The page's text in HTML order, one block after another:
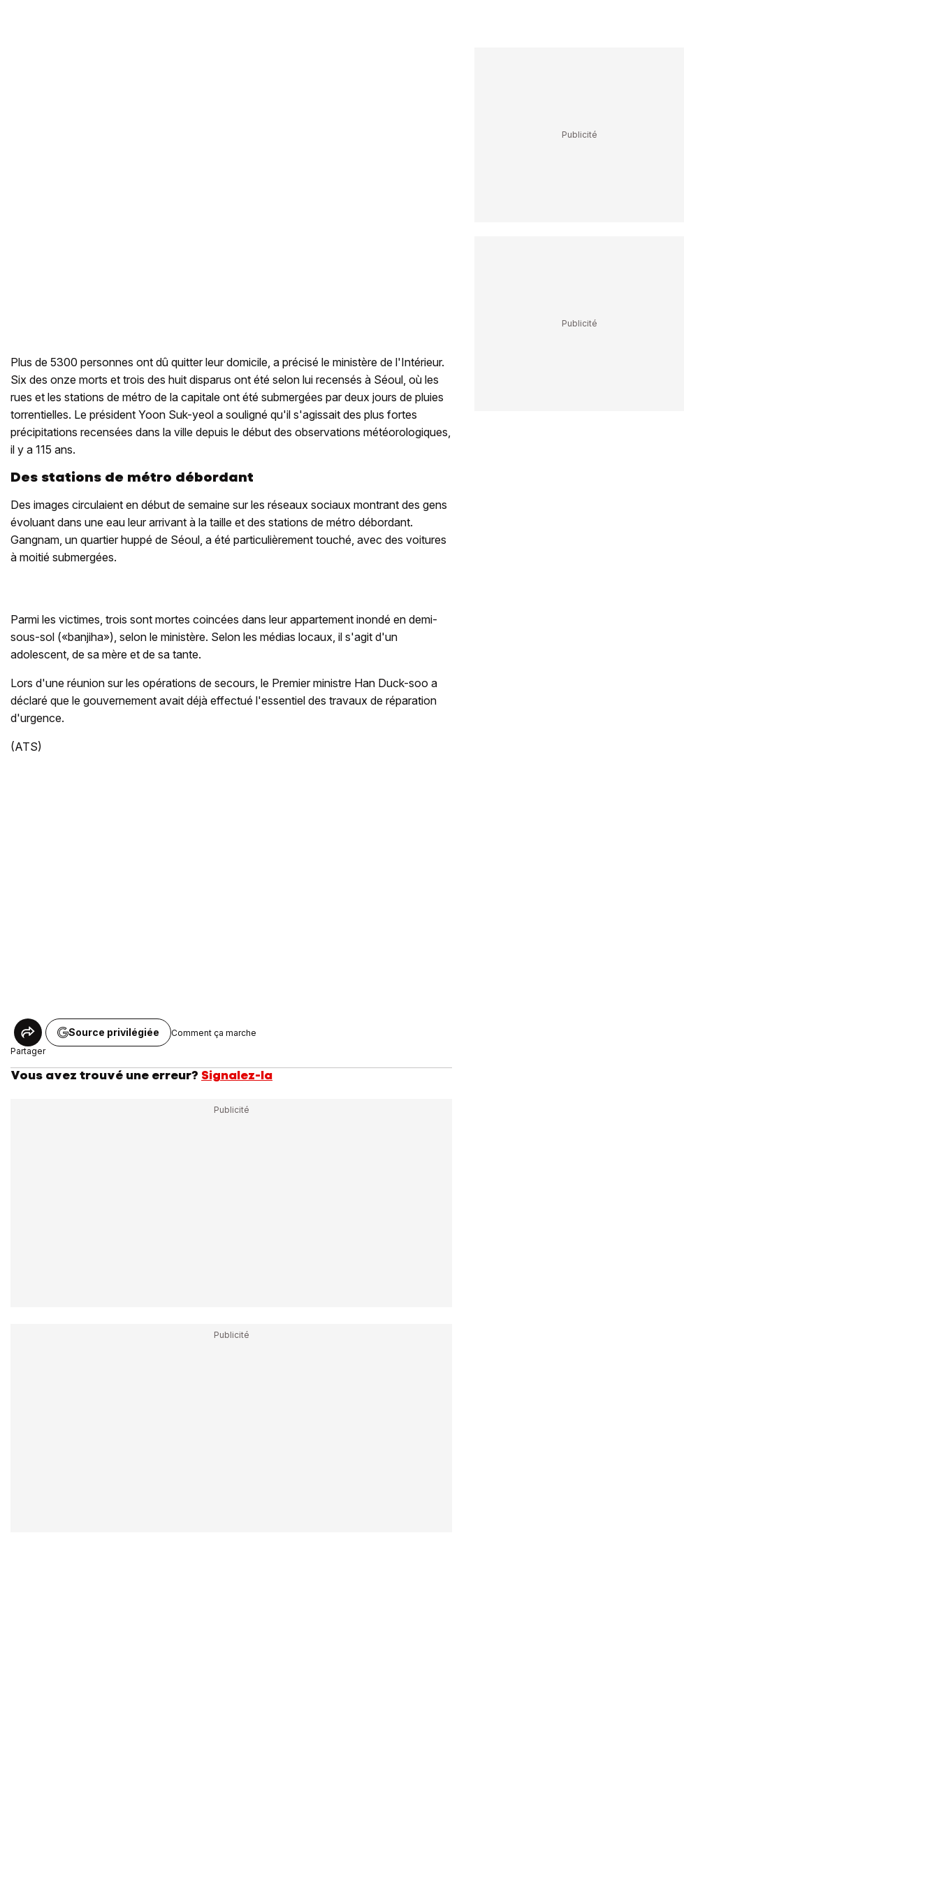
Plus de 5300 personnes ont dû quitter leur domicile, a précisé le ministère de l'Intérieur.
Six des onze morts et trois des huit disparus ont été selon lui recensés à Séoul, où les
rues et les stations de métro de la capitale ont été submergées par deux jours de pluies
torrentielles. Le président Yoon Suk-yeol a souligné qu'il s'agissait des plus fortes
précipitations recensées dans la ville depuis le début des observations météorologiques,
il y a 115 ans.
Des stations de métro débordant
Des images circulaient en début de semaine sur les réseaux sociaux montrant des gens
évoluant dans une eau leur arrivant à la taille et des stations de métro débordant.
Gangnam, un quartier huppé de Séoul, a été particulièrement touché, avec des voitures
à moitié submergées.
Parmi les victimes, trois sont mortes coincées dans leur appartement inondé en demi-
sous-sol («banjiha»), selon le ministère. Selon les médias locaux, il s'agit d'un
adolescent, de sa mère et de sa tante.
Lors d'une réunion sur les opérations de secours, le Premier ministre Han Duck-soo a
déclaré que le gouvernement avait déjà effectué l'essentiel des travaux de réparation
d'urgence.
(ATS)
Partager
Source privilégiée Comment ça marche
Vous avez trouvé une erreur? Signalez-la